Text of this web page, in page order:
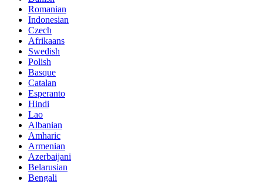
Romanian
Indonesian
Czech
Afrikaans
Swedish
Polish
Basque
Catalan
Esperanto
Hindi
Lao
Albanian
Amharic
Armenian
Azerbaijani
Belarusian
Bengali